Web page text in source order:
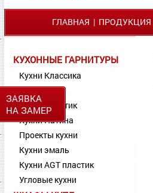
ЗАЯВКА
НА ЗАМЕР
ГЛАВНАЯ | ПРОДУКЦИЯ
КУХОННЫЕ ГАРНИТУРЫ
Кухни Классика
Кухни МДФ
Кухни Пластик
Кухни Патина
Проекты кухни
Кухни эмаль
Кухни AGT пластик
Угловые кухни